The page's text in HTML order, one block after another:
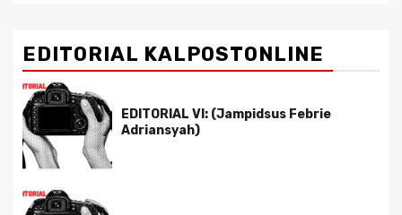
EDITORIAL KALPOSTONLINE
EDITORIAL VI: (Jampidsus Febrie
Adriansyah)